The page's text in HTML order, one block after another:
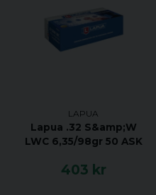
LAPUA
Lapua .32 S&amp;W
LWC 6,35/98gr 50 ASK
403 kr